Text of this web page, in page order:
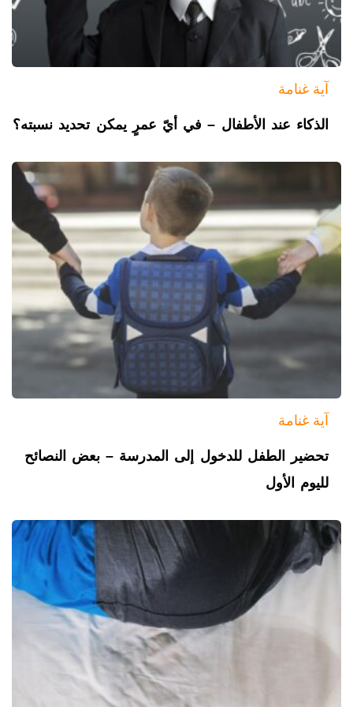
آية غنامة
الذكاء عند الأطفال – في أيّ عمرٍ يمكن تحديد نسبته؟
آية غنامة
تحضير الطفل للدخول إلى المدرسة – بعض النصائح
لليوم الأول